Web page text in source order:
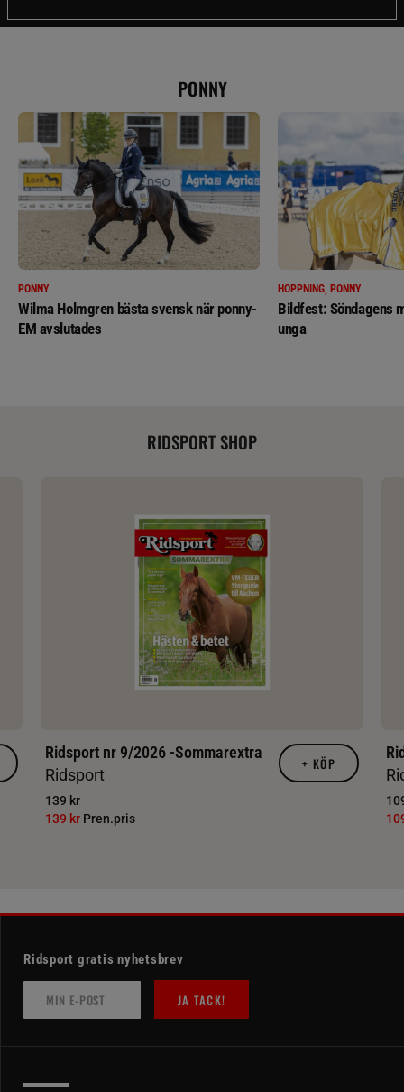
PONNY
PONNY
Wilma Holmgren bästa svensk när ponny-
EM avslutades
HOPPNING, PONNY
Bildfest: Söndagens
unga
RIDSPORT SHOP
Ridsport nr 9/2026 -Sommarextra
Ridsport
139 kr
139 kr Pren.pris
+ KÖP
Ridsport gratis nyhetsbrev
JA TACK!